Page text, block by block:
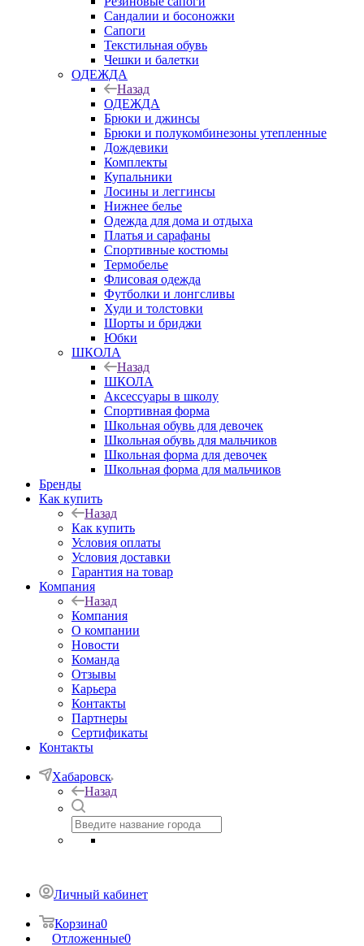
Сандалии и босоножки
Сапоги
Текстильная обувь
Чешки и балетки
ОДЕЖДА
Назад
ОДЕЖДА
Брюки и джинсы
Брюки и полукомбинезоны утепленные
Дождевики
Комплекты
Купальники
Лосины и леггинсы
Нижнее белье
Одежда для дома и отдыха
Платья и сарафаны
Спортивные костюмы
Термобелье
Флисовая одежда
Футболки и лонгсливы
Худи и толстовки
Шорты и бриджи
Юбки
ШКОЛА
Назад
ШКОЛА
Аксессуары в школу
Спортивная форма
Школьная обувь для девочек
Школьная обувь для мальчиков
Школьная форма для девочек
Школьная форма для мальчиков
Бренды
Как купить
Назад
Как купить
Условия оплаты
Условия доставки
Гарантия на товар
Компания
Назад
Компания
О компании
Новости
Команда
Отзывы
Карьера
Контакты
Партнеры
Сертификаты
Контакты
Хабаровск
Назад
Личный кабинет
Корзина0
Отложенные0